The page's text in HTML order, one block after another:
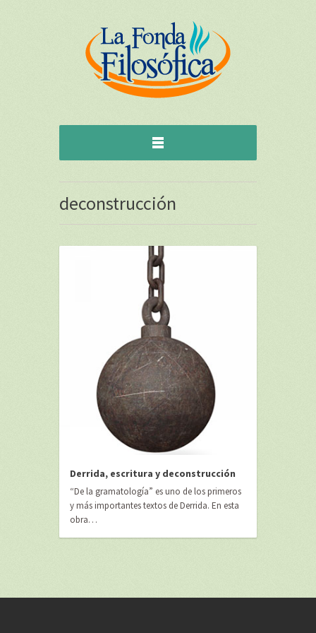
deconstrucción
Derrida, escritura y deconstrucción
“De la gramatología” es uno de los primeros
y más importantes textos de Derrida. En esta
obra…